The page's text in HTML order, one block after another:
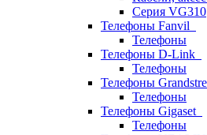
Серия VG310
Телефоны Fanvil
Телефоны
Телефоны D-Link
Телефоны
Телефоны
Телефоны
Телефоны Gigaset
Телефоны